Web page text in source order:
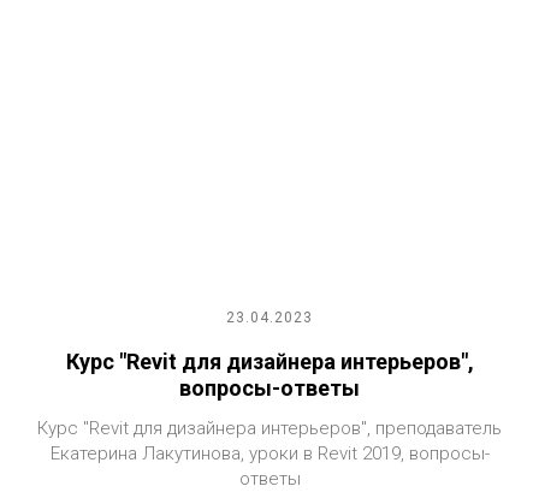
23.04.2023
Курс "Revit для дизайнера интерьеров",
вопросы-ответы
Курс "Revit для дизайнера интерьеров", преподаватель
Екатерина Лакутинова, уроки в Revit 2019, вопросы-
ответы